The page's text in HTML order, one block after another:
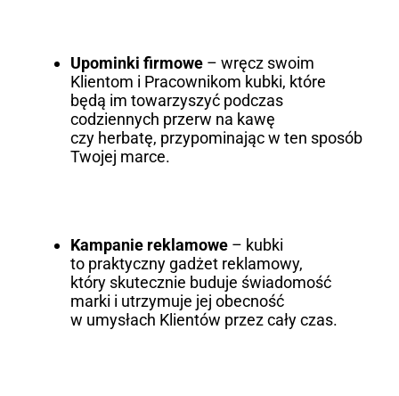
Upominki firmowe– wręcz swoim
Klientom i Pracownikom kubki, które
będą im towarzyszyć podczas
codziennych przerw na kawę
czy herbatę, przypominając w ten sposób
Twojej marce.
Kampanie reklamowe– kubki
to praktyczny gadżet reklamowy,
który skutecznie buduje świadomość
marki i utrzymuje jej obecność
w umysłach Klientów przez cały czas.